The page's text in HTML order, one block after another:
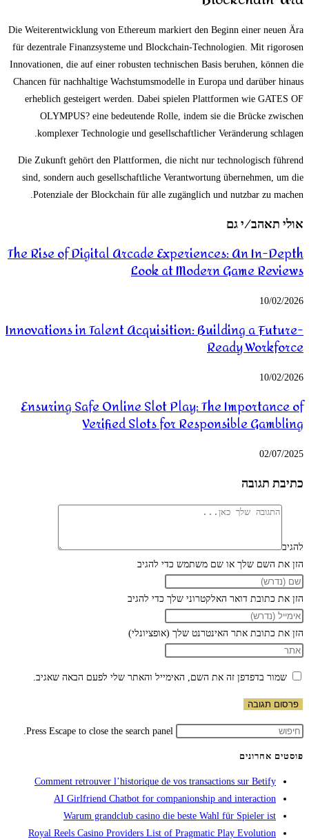
Die Weiterentwicklung von Ethereum markiert den Beginn einer neuen Ära
für dezentrale Finanzsysteme und Blockchain-Technologien. Mit rigorosen
Innovationen, die auf einer robusten technischen Basis beruhen, können die
Chancen für nachhaltige Wachstumsmodelle in Europa und darüber hinaus
erheblich gesteigert werden. Dabei spielen Plattformen wie GATES OF
OLYMPUS? eine bedeutende Rolle, indem sie die Brücke zwischen
komplexer Technologie und gesellschaftlicher Veränderung schlagen.
Die Zukunft gehört den Plattformen, die nicht nur technologisch führend
sind, sondern auch gesellschaftliche Verantwortung übernehmen, um die
Potenziale der Blockchain für alle zugänglich und nutzbar zu machen.
אולי תאהב/י גם
The Rise of Digital Arcade Experiences: An In-Depth
Look at Modern Game Reviews
10/02/2026
Innovations in Talent Acquisition: Building a Future-
Ready Workforce
10/02/2026
Ensuring Safe Online Slot Play: The Importance of
Verified Slots for Responsible Gambling
02/07/2025
כתיבת תגובה
להגיב
הזן את השם שלך או שם משתמש כדי להגיב
הזן את כתובת דואר האלקטרוני שלך כדי להגיב
הזן את כתובת אתר האינטרנט שלך (אופציונלי)
שמור בדפדפן זה את השם, האימייל והאתר שלי לפעם הבאה שאגיב.
Press Escape to close the search panel.
פוסטים אחרונים
Comment retrouver l’historique de vos transactions sur Betify
AI Girlfriend Chatbot for companionship and interaction
Warum grandclub casino die beste Wahl für Spieler ist
Royal Reels Casino Providers List of Pragmatic Play Evolution